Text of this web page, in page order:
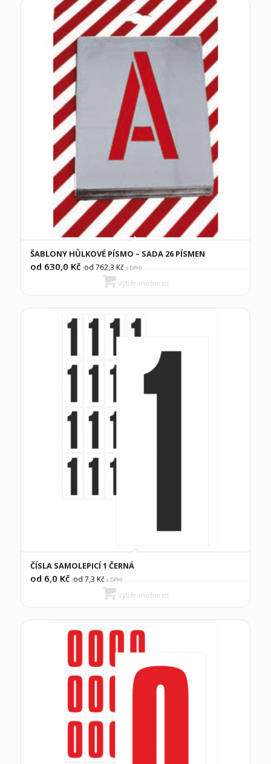
ŠABLONY HŮLKOVÉ PÍSMO – SADA 26 PÍSMEN
od 630,0 Kč (od 762,3 Kčs DPH)
Výběr možností
ČÍSLA SAMOLEPICÍ 1 ČERNÁ
od 6,0 Kč (od 7,3 Kčs DPH)
Výběr možností